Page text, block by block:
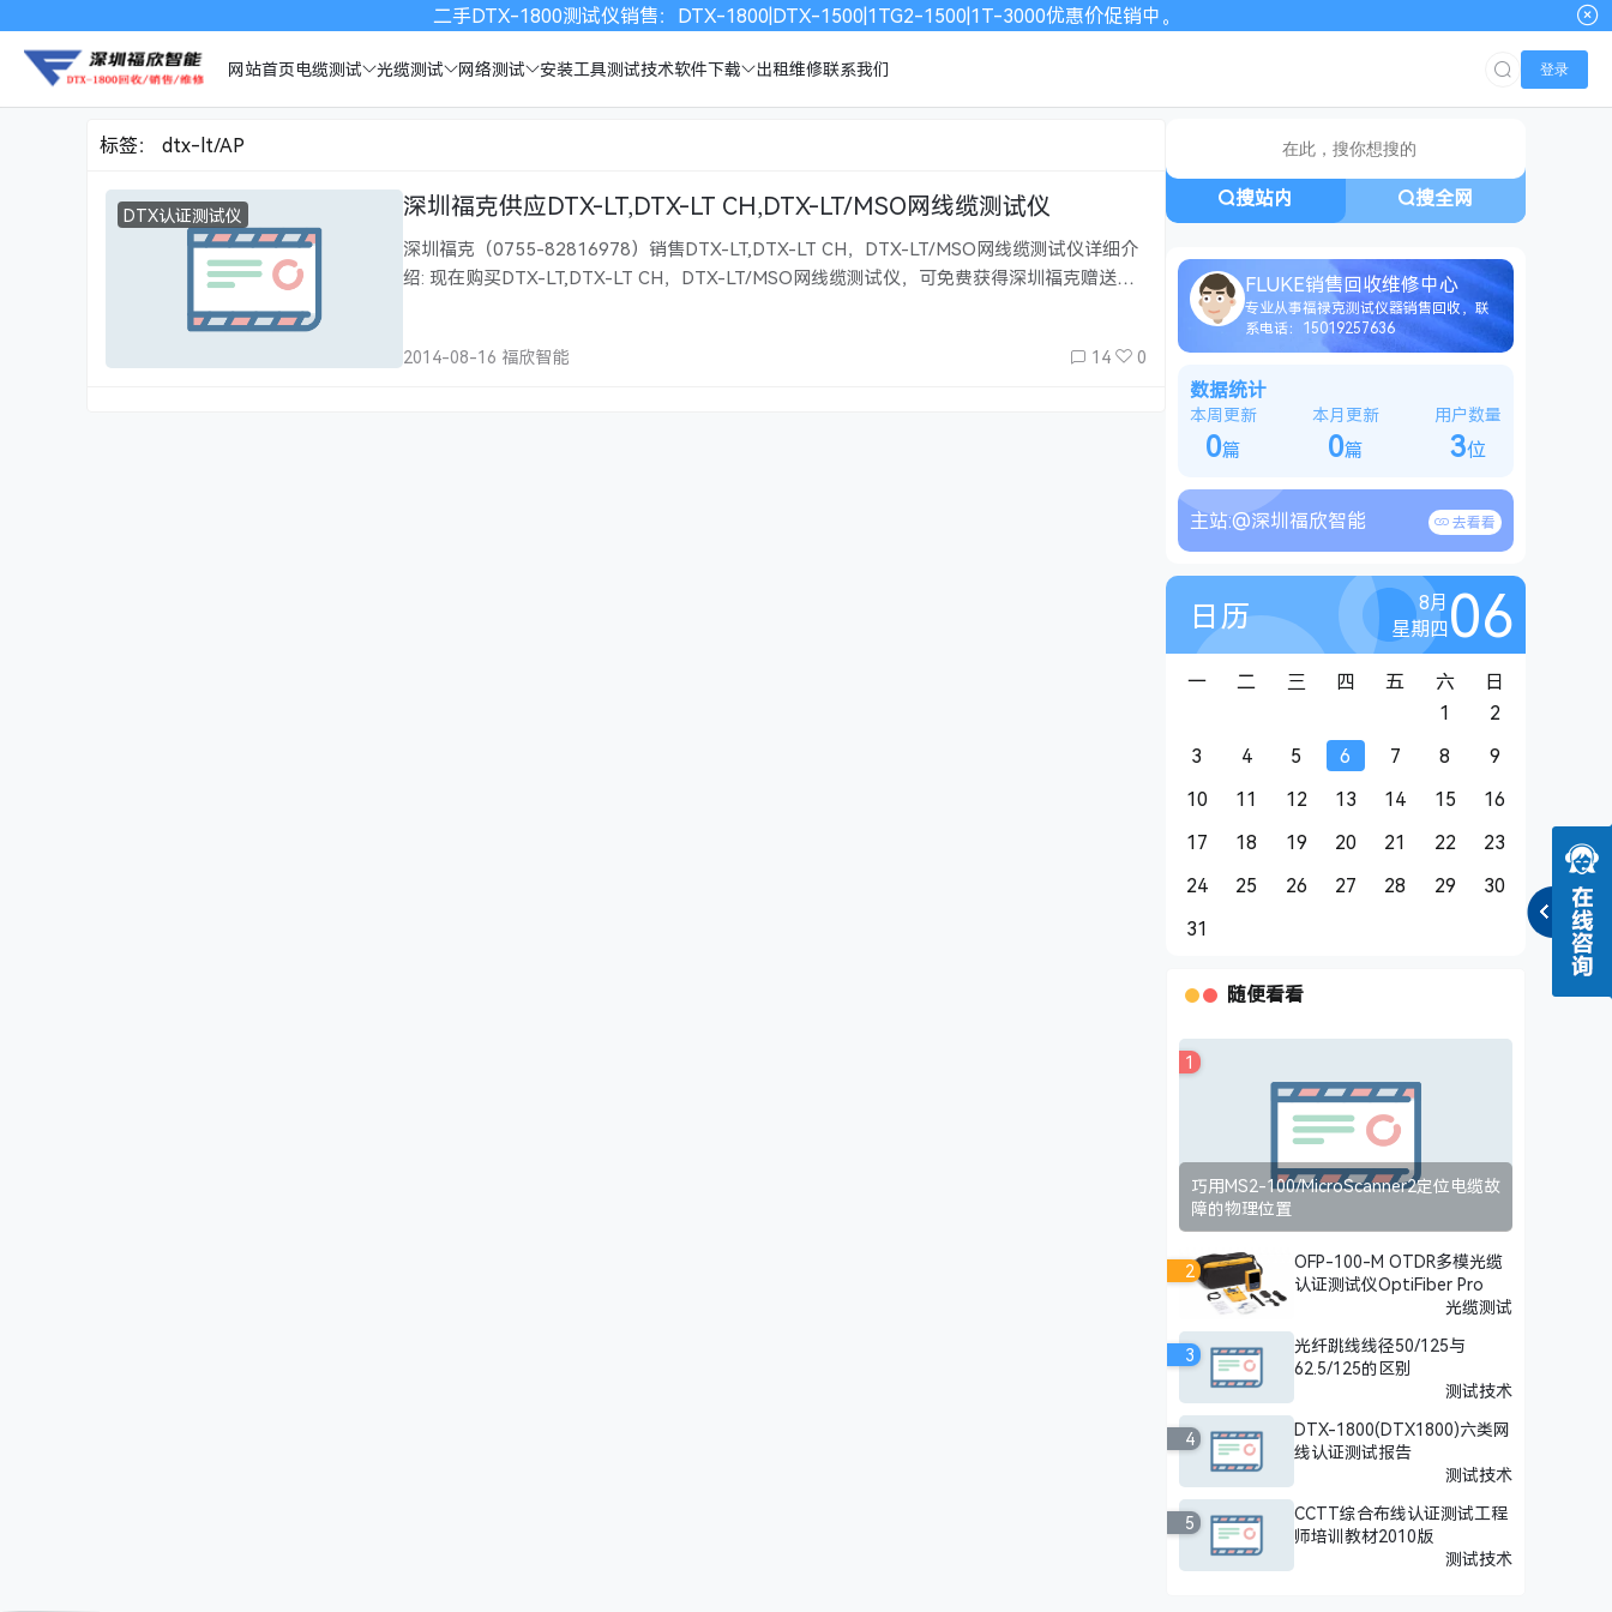
二手DTX-1800测试仪销售：DTX-1800|DTX-1500|1TG2-1500|1T-3000优惠价促销中。
网站首页电缆测试 光缆测试 网络测试 安装工具测试技术软件下载 出租维修联系我们 登录
标签： dtx-lt/AP
DTX认证测试仪 深圳福克供应DTX-LT,DTX-LT CH,DTX-LT/MSO网线缆测试仪
深圳福克（0755-82816978）销售DTX-LT,DTX-LT CH，DTX-LT/MSO网线缆测试仪详细介
绍: 现在购买DTX-LT,DTX-LT CH，DTX-LT/MSO网线缆测试仪，可免费获得深圳福克赠送的
2014-08-16 福欣智能 14 0
搜站内 搜全网
FLUKE销售回收维修中心
专业从事福禄克测试仪器销售回收，联
系电话：15019257636
数据统计
本周更新
0篇
本月更新
0篇
用户数量
3位
主站:@深圳福欣智能 去看看
日历
8月
星期四06
一 二 三 四 五 六
日
1
2
3
4 5 6 7 8
9
10
11 12 13 14 15
16
17
18 19 20 21 22
23
24
25 26 27 28 29
30
31
随便看看
1
巧用MS2-100/MicroScanner2定位电缆故
障的物理位置
2
OFP-100-M OTDR多模光缆
认证测试仪OptiFiber Pro
光缆测试
3
光纤跳线线径50/125与
62.5/125的区别
测试技术
4
DTX-1800(DTX1800)六类网
线认证测试报告
测试技术
5
CCTT综合布线认证测试工程
师培训教材2010版
测试技术